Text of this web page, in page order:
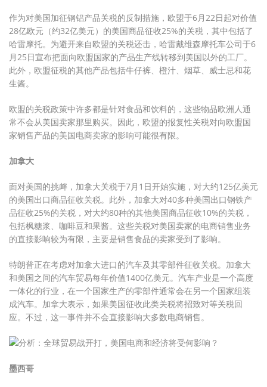
作为对美国加征钢铝产品关税的反制措施，欧盟于6月22日起对价值
28亿欧元（约32亿美元）的美国商品征收25%的关税，其中包括了
哈雷摩托。为避开来自欧盟的关税还击，哈雷戴维森摩托车公司于6
月25日宣布把面向欧盟国家的产品生产线转移到美国以外的工厂。
此外，欧盟征税的其他产品包括牛仔裤、橙汁、烟草、威士忌和花
生酱。
欧盟的关税政策中许多都是针对食品和饮料的，这些物品欧洲人通
常不会从美国卖家那里购买。因此，欧盟的报复性关税对向欧盟国
家销售产品的美国电商卖家的影响可能很有限。
加拿大
面对美国的挑衅，加拿大关税于7月1日开始实施，对大约125亿美元
的美国出口商品征收关税。此外，加拿大对40多种美国出口钢铁产
品征收25%的关税，对大约80种的其他美国商品征收10%的关税，
包括枫糖浆、咖啡豆和果酱。这些关税对美国卖家的电商销售业务
的直接影响较为有限，主要是销售食品的卖家受到了影响。
特朗普正在考虑对加拿大进口的汽车及其零部件征收关税。加拿大
和美国之间的汽车贸易每年价值1400亿美元。汽车产业是一个高度
一体化的行业，在一个国家生产的零部件通常会在另一个国家组装
成汽车。加拿大表示，如果美国征收此类关税将招致对等关税回
应。不过，这一事件并不会直接影响大多数电商销售。
墨西哥